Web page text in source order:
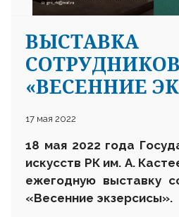
ВЫСТАВКА
«ВЕСЕННИЕ
17 мая 2022
18 мая 2022 года
искусств РК им. А.
ежегодную выставку
«Весенние экзерсисы».